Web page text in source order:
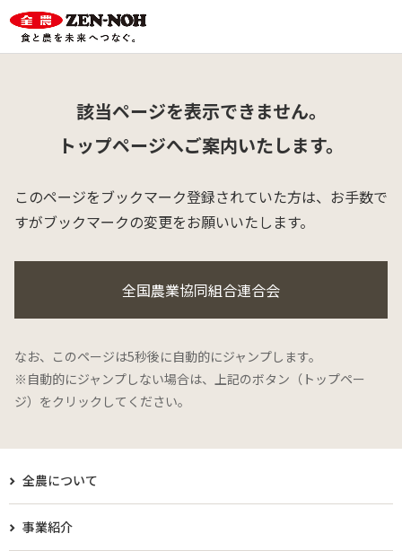
該当ページを表示できません。
トップページへご案内いたします。
このページをブックマーク登録されていた方は、 お手数で
すがブックマークの変更をお願いいたします。
全国農業協同組合連合会
なお、このページは5秒後に自動的にジャンプします。
※自動的にジャンプしない場合は、上記のボタン（トップペー
ジ）をクリックしてください。
全農について
事業紹介